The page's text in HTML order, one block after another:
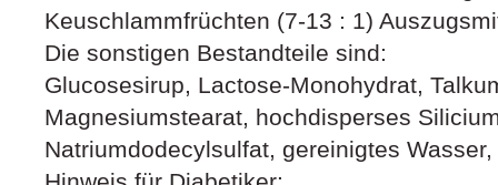
Keuschlammfrüchten (7‑13 : 1)
Die sonstigen Bestandteile sind:
Glucosesirup, Lactose-Monohydrat,
Magnesiumstearat, hochdisperses
Natriumdodecylsulfat, gereinigtes